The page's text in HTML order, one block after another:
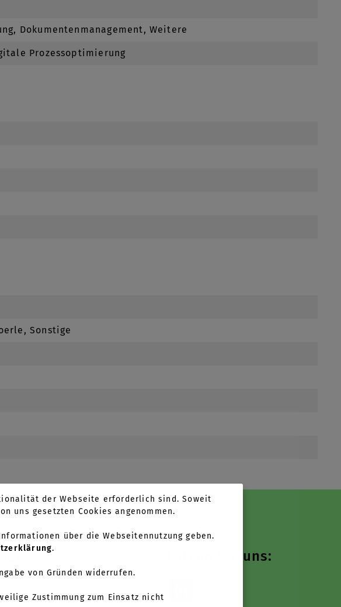
Dokumentenmanagement, Weitere
Prozessoptimierung
Sonstige
Folgen Sie uns:
der Webseite erforderlich sind. Soweit
uns gesetzten Cookies angenommen.
über die Webseitennutzung geben.
.
von Gründen widerrufen.
Zustimmung zum Einsatz nicht